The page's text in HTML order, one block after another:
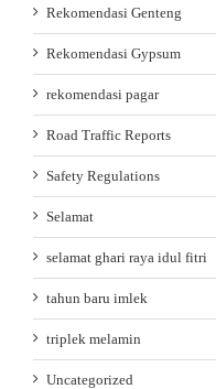
Rekomendasi Genteng
Rekomendasi Gypsum
rekomendasi pagar
Road Traffic Reports
Safety Regulations
Selamat
selamat ghari raya idul fitri
tahun baru imlek
triplek melamin
Uncategorized